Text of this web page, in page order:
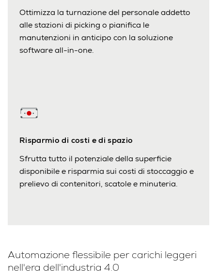
Ottimizza la turnazione del personale addetto
alle stazioni di picking o pianifica le
manutenzioni in anticipo con la soluzione
software all-in-one.
Risparmio di costi e di spazio
Sfrutta tutto il potenziale della superficie
disponibile e risparmia sui costi di stoccaggio e
prelievo di contenitori, scatole e minuteria.
Automazione flessibile per carichi leggeri
nell'era dell'industria 4.0